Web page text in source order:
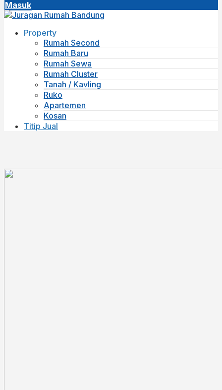
Masuk
Property
Rumah Second
Rumah Baru
Rumah Sewa
Rumah Cluster
Tanah / Kavling
Ruko
Apartemen
Kosan
Titip Jual